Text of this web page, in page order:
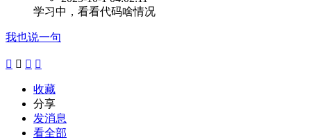
学习中，看看代码啥情况
我也说一句
   
收藏
分享
发消息
看全部